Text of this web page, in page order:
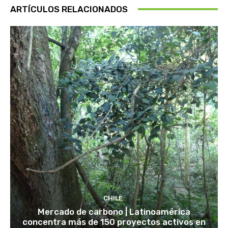
ARTÍCULOS RELACIONADOS
CHILE
Mercado de carbono | Latinoamérica
concentra más de 150 proyectos activos en